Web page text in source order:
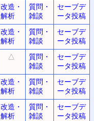
改造・
解析
質問・
雑談
セーブデ
ータ投稿
改造・
解析
質問・
雑談
セーブデ
ータ投稿
△
質問・
雑談
セーブデ
ータ投稿
改造・
解析
質問・
雑談
セーブデ
ータ投稿
改造・
解析
質問・
雑談
セーブデ
ータ投稿